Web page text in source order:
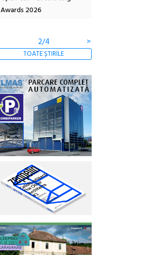
Awards 2026
2/4 >
TOATE ȘTIRILE